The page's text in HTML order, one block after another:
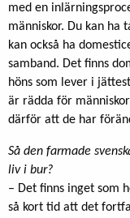
med en
människor. Du kan ha
kan också ha
samband. Det finns
höns som lever i
är rädda för
därför att de har
Så den farmade
liv i bur?
– Det finns inget som
så kort tid att det